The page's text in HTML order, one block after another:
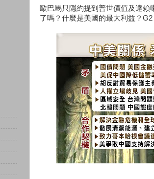
歐巴馬只隱約提到普世價值及達賴
了嗎？什麼是美國的最大利益？